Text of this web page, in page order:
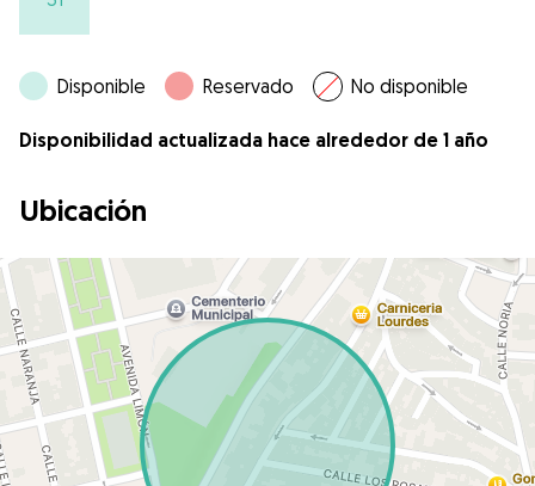
Disponible Reservado No disponible
Disponibilidad actualizada hace alrededor de 1 año
Ubicación